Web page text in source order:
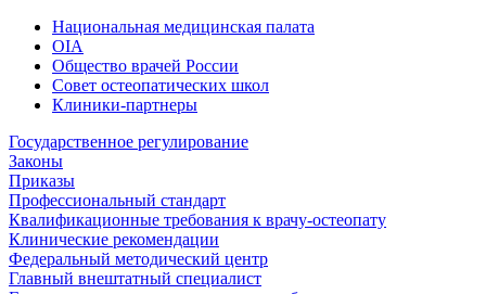
Национальная медицинская палата
OIA
Общество врачей России
Совет остеопатических школ
Клиники-партнеры
Государственное регулирование
Законы
Приказы
Профессиональный стандарт
Квалификационные требования к врачу-остеопату
Клинические рекомендации
Федеральный методический центр
Главный внештатный специалист